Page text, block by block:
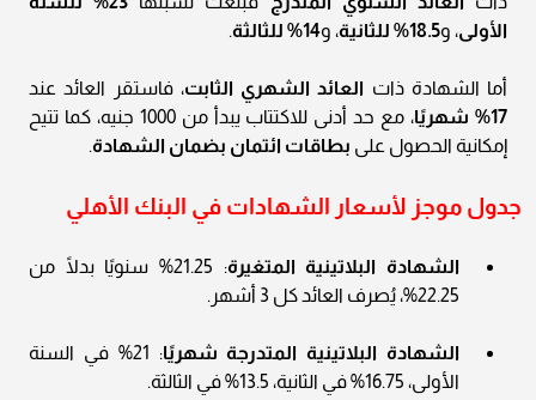
الأولى، و18.5% للثانية ، و14% للثالثة .
أما الشهادة ذات العائد الشهري الثابت، فاستقر العائد عند
17% شهريًا
، مع حد أدنى للاكتتاب يبدأ من 1000 جنيه، كما تتيح
إمكانية الحصول على بطاقات ائتمان بضمان الشهادة.
جدول موجز لأسعار الشهادات في البنك الأهلي
الشهادة البلاتينية المتغيرة
: 21.25% سنويًا بدلًا من
22.25%، يُصرف العائد كل 3 أشهر.
الشهادة البلاتينية المتدرجة شهريًا
: 21% في السنة
الأولى، 16.75% في الثانية، 13.5% في الثالثة.